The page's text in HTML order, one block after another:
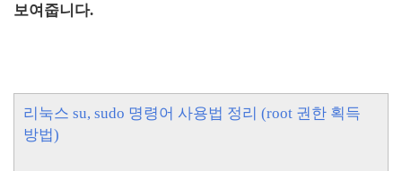
보여줍니다.
리눅스 su, sudo 명령어 사용법 정리 (root 권한 획득
방법)